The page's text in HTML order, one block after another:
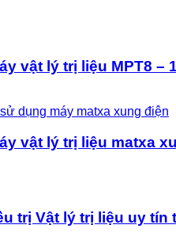
vật lý trị liệu MPT8 –
vật lý trị liệu matxa
trị Vật lý trị liệu uy tín